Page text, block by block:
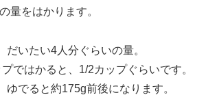
量をはかります。
だいたい4人分ぐらいの量。
ではかると、1/2カップぐらいです。
でると約175g前後になります。